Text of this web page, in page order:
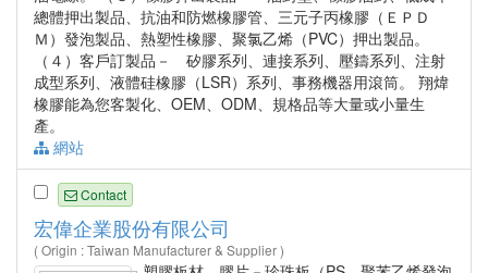
總體押出製品、抗油和防燃橡膠管、三元子丙橡膠（ＥＰＤ
Ｍ）發泡製品、熱塑性橡膠、聚氯乙烯（PVC）押出製品。
（４）客戶訂製品－ 矽膠系列、連接系列、壓鑄系列、注射
成型系列、液體硅橡膠（LSR）系列、事務機器用滾筒。 翔煒
橡膠能為您客製化、OEM、ODM、規格品等大量或小量生
產。
網站
Contact
宏偉企業股份有限公司
( Origin : Taiwan Manufacturer & Supplier )